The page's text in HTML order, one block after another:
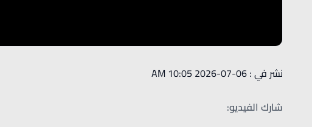
نشر في : 06-07-2026 10:05 AM
شارك الفيديو: